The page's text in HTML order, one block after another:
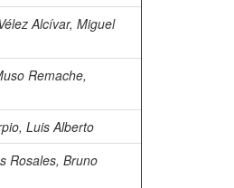
Vélez Alcívar, Miguel
Remache,
Luis Alberto
Rosales, Bruno